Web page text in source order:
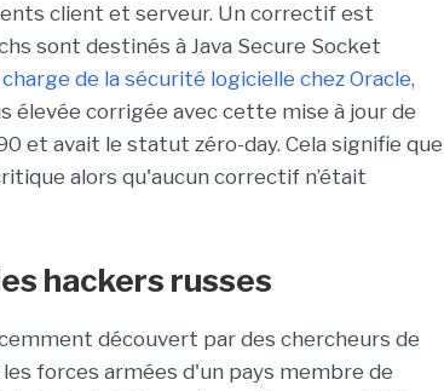
client et serveur. Un correctif est
sont destinés à Java Secure Socket
de la sécurité logicielle chez Oracle,
élevée corrigée avec cette mise à jour de
et avait le statut zéro-day. Cela signifie que
alors qu'aucun correctif n’était
hackers russes
découvert par des chercheurs de
forces armées d'un pays membre de